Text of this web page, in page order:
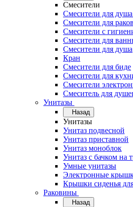
Смесители
Смесители для
Смесители для
Смесители с
Смесители для
Смесители для душа
Кран
Смесители для биде
Смесители для
Смесители
Смеситель для
Унитазы
Назад
Унитазы
Унитаз подвесной
Унитаз приставной
Унитаз моноблок
Унитаз с бачком на
Умные унитазы
Электронные
Крышки сиденья
Раковины
Назад